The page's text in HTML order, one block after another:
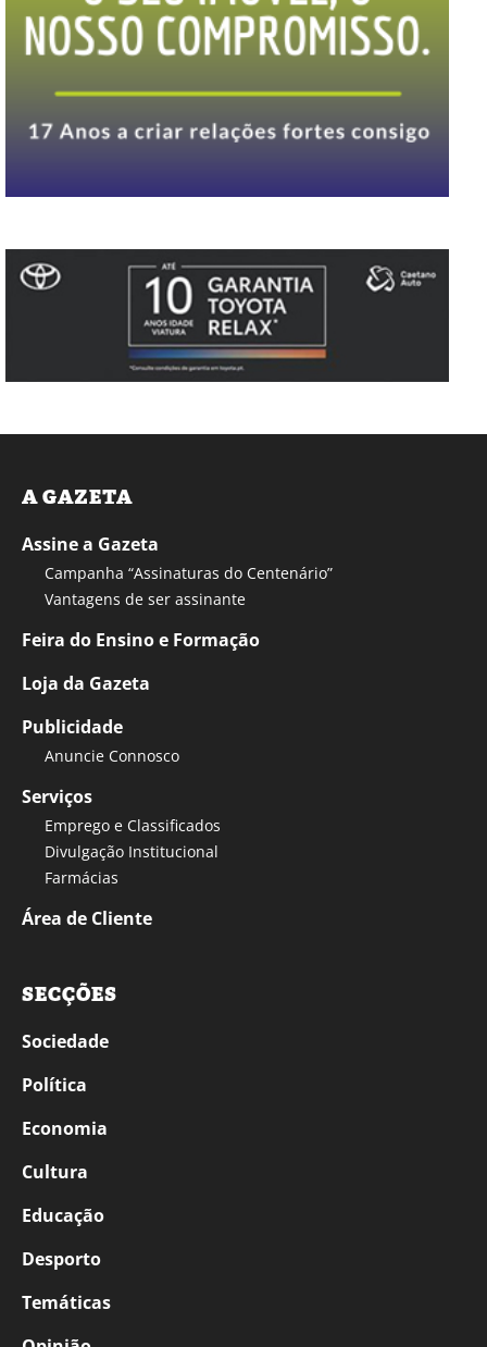
A GAZETA
Assine a Gazeta
Campanha “Assinaturas do Centenário”
Vantagens de ser assinante
Feira do Ensino e Formação
Loja da Gazeta
Publicidade
Anuncie Connosco
Serviços
Emprego e Classificados
Divulgação Institucional
Farmácias
Área de Cliente
SECÇÕES
Sociedade
Política
Economia
Cultura
Educação
Desporto
Temáticas